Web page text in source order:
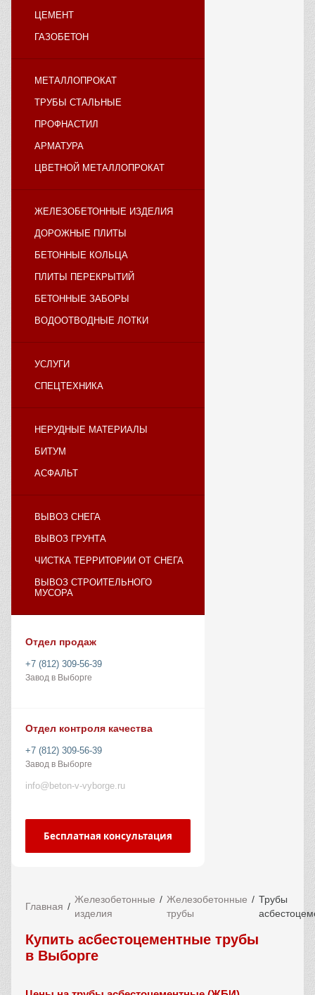
ЦЕМЕНТ
ГАЗОБЕТОН
МЕТАЛЛОПРОКАТ
ТРУБЫ СТАЛЬНЫЕ
ПРОФНАСТИЛ
АРМАТУРА
ЦВЕТНОЙ МЕТАЛЛОПРОКАТ
ЖЕЛЕЗОБЕТОННЫЕ ИЗДЕЛИЯ
ДОРОЖНЫЕ ПЛИТЫ
БЕТОННЫЕ КОЛЬЦА
ПЛИТЫ ПЕРЕКРЫТИЙ
БЕТОННЫЕ ЗАБОРЫ
ВОДООТВОДНЫЕ ЛОТКИ
УСЛУГИ
СПЕЦТЕХНИКА
НЕРУДНЫЕ МАТЕРИАЛЫ
БИТУМ
АСФАЛЬТ
ВЫВОЗ СНЕГА
ВЫВОЗ ГРУНТА
ЧИСТКА ТЕРРИТОРИИ ОТ СНЕГА
ВЫВОЗ СТРОИТЕЛЬНОГО
МУСОРА
Отдел продаж
+7 (812) 309-56-39
Завод в Выборге
Отдел контроля качества
+7 (812) 309-56-39
Завод в Выборге
info@beton-v-vyborge.ru
Бесплатная консультация
Главная
Железобетонные
изделия
Железобетонные
трубы
Трубы
Купить асбестоцементные трубы
в Выборге